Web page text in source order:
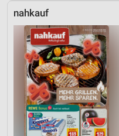
nahkauf